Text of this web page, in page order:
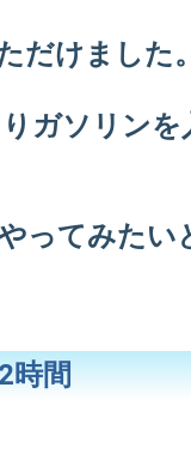
だけました。
ガソリン
ってみたい
時間